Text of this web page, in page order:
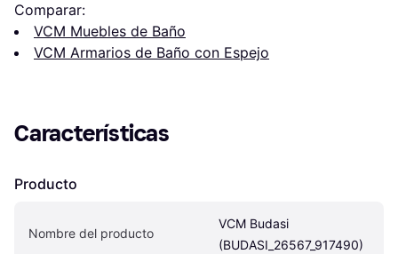
Comparar:
VCM Muebles de Baño
VCM Armarios de Baño con Espejo
Características
Producto
Nombre del producto
VCM Budasi
(BUDASI_26567_917490)